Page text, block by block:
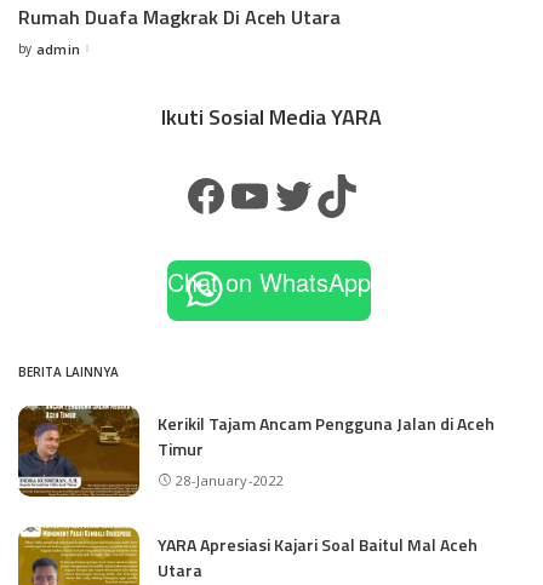
Rumah Duafa Magkrak Di Aceh Utara
by admin
Ikuti Sosial Media YARA
Chat on WhatsApp
BERITA LAINNYA
Kerikil Tajam Ancam Pengguna Jalan di Aceh
Timur
28-January-2022
YARA Apresiasi Kajari Soal Baitul Mal Aceh
Utara